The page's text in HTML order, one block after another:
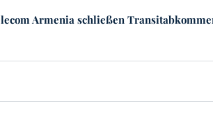
Armenia schließen